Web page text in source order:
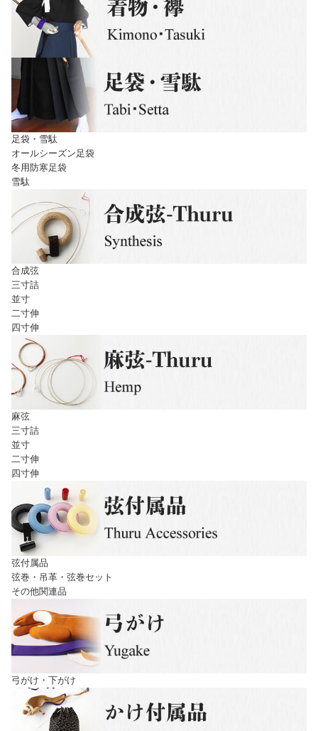
足袋・雪駄
オールシーズン足袋
冬用防寒足袋
雪駄
合成弦
三寸詰
並寸
二寸伸
四寸伸
麻弦
三寸詰
並寸
二寸伸
四寸伸
弦付属品
弦巻・吊革・弦巻セット
その他関連品
弓がけ・下がけ